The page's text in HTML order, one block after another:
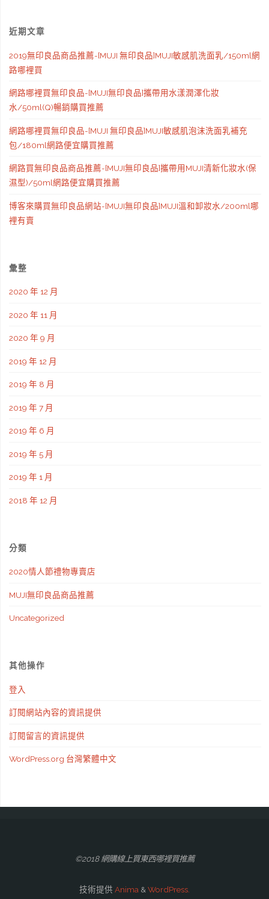
近期文章
2019無印良品商品推薦-[MUJI 無印良品]MUJI敏感肌洗面乳/150ml網
路哪裡買
網路哪裡買無印良品-[MUJI無印良品]攜帶用水漾潤澤化妝
水/50ml(Q)暢銷購買推薦
網路哪裡買無印良品-[MUJI 無印良品]MUJI敏感肌泡沫洗面乳補充
包/180ml網路便宜購買推薦
網路買無印良品商品推薦-[MUJI無印良品]攜帶用MUJI清新化妝水(保
濕型)/50ml網路便宜購買推薦
博客來購買無印良品網站-[MUJI無印良品]MUJI溫和卸妝水/200ml哪
裡有賣
彙整
2020 年 12 月
2020 年 11 月
2020 年 9 月
2019 年 12 月
2019 年 8 月
2019 年 7 月
2019 年 6 月
2019 年 5 月
2019 年 1 月
2018 年 12 月
分類
2020情人節禮物專賣店
MUJI無印良品商品推薦
Uncategorized
其他操作
登入
訂閱網站內容的資訊提供
訂閱留言的資訊提供
WordPress.org 台灣繁體中文
©2018 網購線上買東西哪裡買推薦
技術提供 Anima & WordPress.